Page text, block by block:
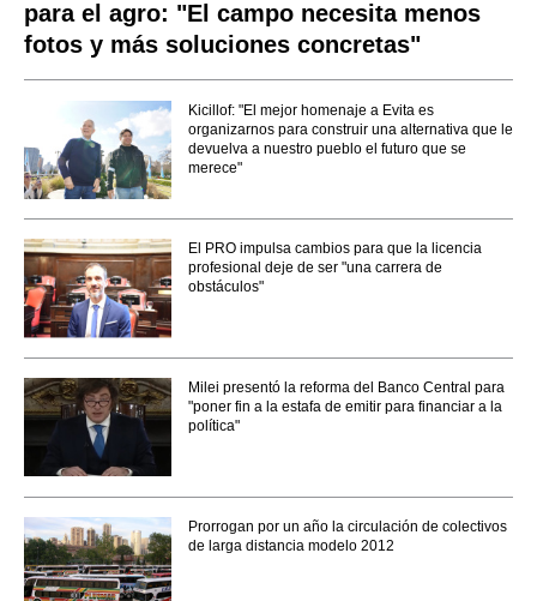
para el agro: "El campo necesita menos
fotos y más soluciones concretas"
Kicillof: "El mejor homenaje a Evita es
organizarnos para construir una alternativa que le
devuelva a nuestro pueblo el futuro que se
merece"
El PRO impulsa cambios para que la licencia
profesional deje de ser "una carrera de
obstáculos"
Milei presentó la reforma del Banco Central para
"poner fin a la estafa de emitir para financiar a la
política"
Prorrogan por un año la circulación de colectivos
de larga distancia modelo 2012